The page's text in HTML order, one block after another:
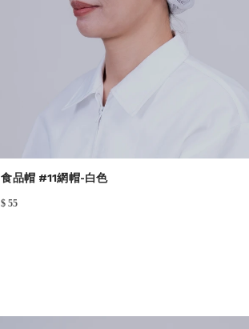
食品帽 #11網帽-白色
$ 55